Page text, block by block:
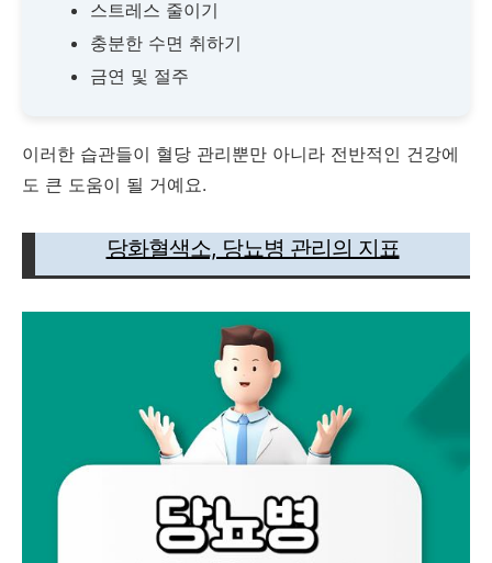
스트레스 줄이기
충분한 수면 취하기
금연 및 절주
이러한 습관들이 혈당 관리뿐만 아니라 전반적인 건강에
도 큰 도움이 될 거예요.
당화혈색소, 당뇨병 관리의 지표